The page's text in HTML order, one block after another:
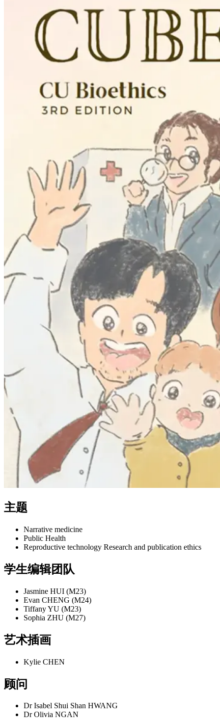
主题
Narrative medicine
Public Health
Reproductive technology Research and publication ethics
学生编辑团队
Jasmine HUI (M23)
Evan CHENG (M24)
Tiffany YU (M23)
Sophia ZHU (M27)
艺术插画
Kylie CHEN
顾问
Dr Isabel Shui Shan HWANG
Dr Olivia NGAN